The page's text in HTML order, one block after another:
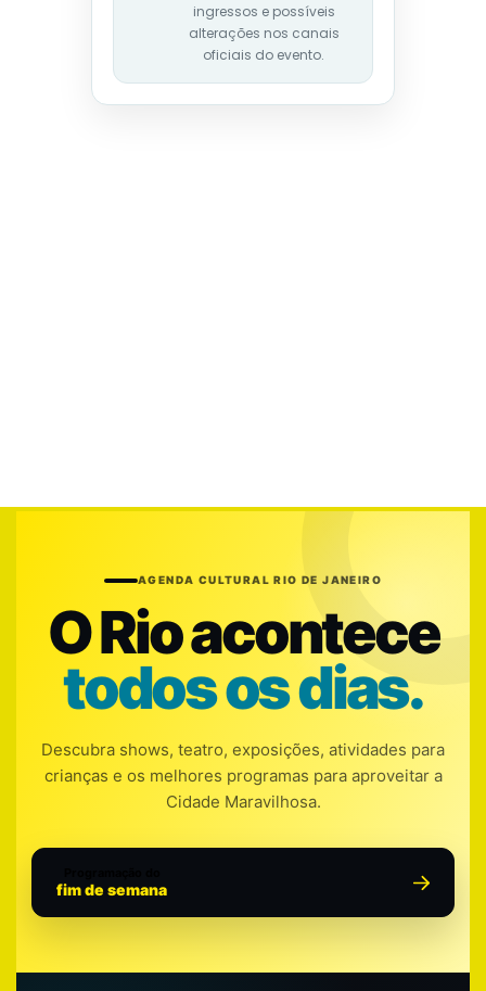
ingressos e possíveis
alterações nos canais
oficiais do evento.
AGENDA CULTURAL RIO DE JANEIRO
O Rio acontece
todos os dias.
Descubra shows, teatro, exposições, atividades para
crianças e os melhores programas para aproveitar a
Cidade Maravilhosa.
fim de semana